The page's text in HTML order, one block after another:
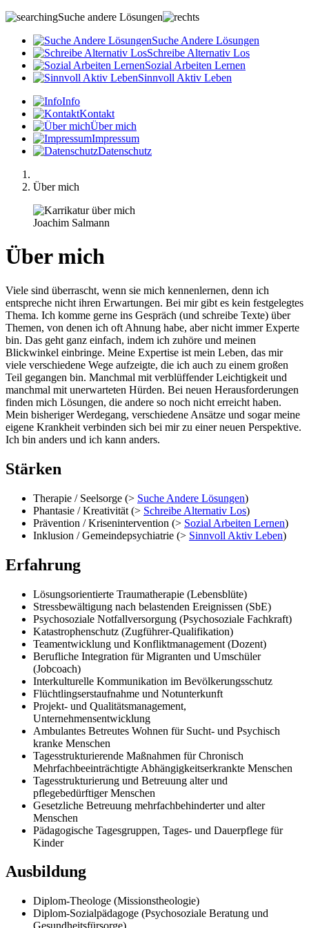
Suche andere Lösungen
Suche Andere Lösungen
Schreibe Alternativ Los
Sozial Arbeiten Lernen
Sinnvoll Aktiv Leben
Info
Kontakt
Über mich
Impressum
Datenschutz
Über mich
Joachim Salmann
Über mich
Viele sind überrascht, wenn sie mich kennenlernen, denn ich
entspreche nicht ihren Erwartungen. Bei mir gibt es kein festgelegtes
Thema. Ich komme gerne ins Gespräch (und schreibe Texte) über
Themen, von denen ich oft Ahnung habe, aber nicht immer Experte
bin. Das geht ganz einfach, indem ich zuhöre und meinen
Blickwinkel einbringe. Meine Expertise ist mein Leben, das mir
viele verschiedene Wege aufzeigte, die ich auch zu einem großen
Teil gegangen bin. Manchmal mit verblüffender Leichtigkeit und
manchmal mit unerwarteten Hürden. Bei neuen Herausforderungen
finden mich Lösungen, die andere so noch nicht erreicht haben.
Mein bisheriger Werdegang, verschiedene Ansätze und sogar meine
eigene Krankheit verbinden sich bei mir zu einer neuen Perspektive.
Ich bin anders und ich kann anders.
Stärken
Therapie / Seelsorge (> Suche Andere Lösungen)
Phantasie / Kreativität (> Schreibe Alternativ Los)
Prävention / Krisenintervention (> Sozial Arbeiten Lernen)
Inklusion / Gemeindepsychiatrie (> Sinnvoll Aktiv Leben)
Erfahrung
Lösungsorientierte Traumatherapie (Lebensblüte)
Stressbewältigung nach belastenden Ereignissen (SbE)
Psychosoziale Notfallversorgung (Psychosoziale Fachkraft)
Katastrophenschutz (Zugführer-Qualifikation)
Teamentwicklung und Konfliktmanagement (Dozent)
Berufliche Integration für Migranten und Umschüler
(Jobcoach)
Interkulturelle Kommunikation im Bevölkerungsschutz
Flüchtlingserstaufnahme und Notunterkunft
Projekt- und Qualitätsmanagement,
Unternehmensentwicklung
Ambulantes Betreutes Wohnen für Sucht- und Psychisch
kranke Menschen
Tagesstrukturierende Maßnahmen für Chronisch
Mehrfachbeeinträchtigte Abhängigkeitserkrankte Menschen
Tagesstrukturierung und Betreuung alter und
pflegebedürftiger Menschen
Gesetzliche Betreuung mehrfachbehinderter und alter
Menschen
Pädagogische Tagesgruppen, Tages- und Dauerpflege für
Kinder
Ausbildung
Diplom-Theologe (Missionstheologie)
Diplom-Sozialpädagoge (Psychosoziale Beratung und